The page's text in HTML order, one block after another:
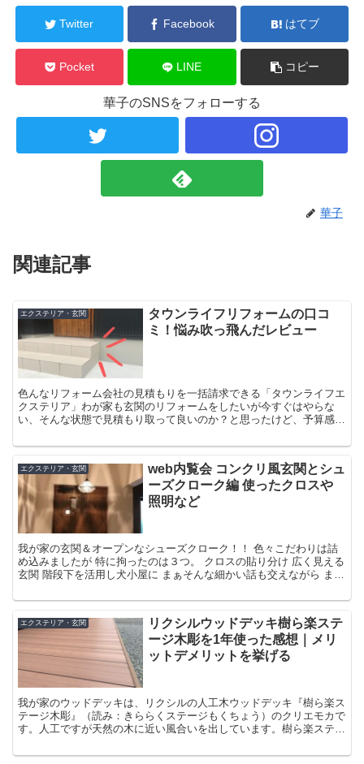
Twitter Facebook はてブ
Pocket LINE コピー
華子のSNSをフォローする
華子
関連記事
エクステリア・玄関
タウンライフリフォームの口コ
ミ！悩み吹っ飛んだレビュー
色んなリフォーム会社の見積もりを一括請求できる「タウンライフエ
クステリア」わが家も玄関のリフォームをしたいが今すぐはやらな
い、そんな状態で見積もり取って良いのか？と思ったけど、予算感が
た。
エクステリア・玄関
web内覧会 コンクリ風玄関とシュ
ーズクローク編 使ったクロスや
照明など
我が家の玄関＆オープンなシューズクローク！！ 色々こだわりは詰
め込みましたが 特に拘ったのは３つ。 クロスの貼り分け 広く見える
玄関 階段下を活用し犬小屋に まぁそんな細かい話も交えながら ま
エクステリア・玄関
リクシルウッドデッキ樹ら楽ステ
ージ木彫を1年使った感想｜メリ
ットデメリットを挙げる
我が家のウッドデッキは、リクシルの人工木ウッドデッキ『樹ら楽ス
テージ木彫』（読み：きららくステージもくちょう）のクリエモカで
す。人工ですが天然の木に近い風合いを出しています。樹ら楽ステー
紹介します。